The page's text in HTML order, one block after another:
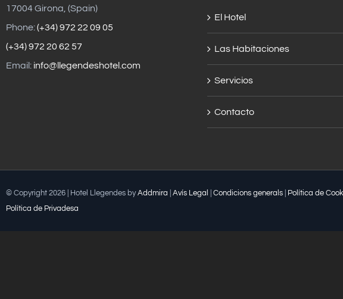
17004 Girona, (Spain)
Phone:(+34) 972 22 09 05
(+34) 972 20 62 57
Email: info@llegendeshotel.com
El Hotel
Las Habitaciones
Servicios
Contacto
© Copyright 2026 | Hotel Llegendes byAddmira Avís Legal Condicions generals Política de
Política de Privadesa